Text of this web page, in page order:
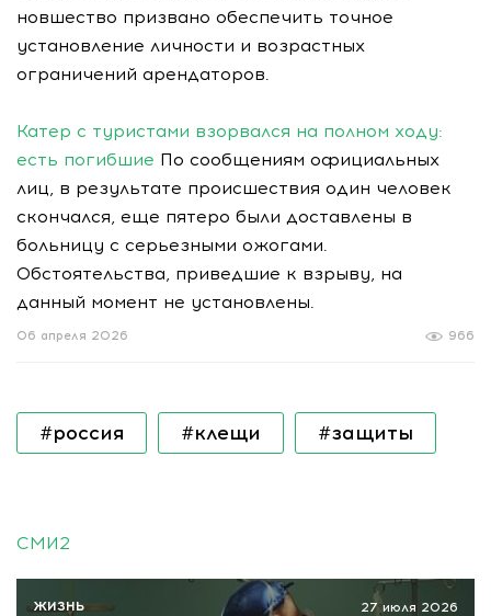
новшество призвано обеспечить точное
установление личности и возрастных
ограничений арендаторов.
Катер с туристами взорвался на полном ходу:
есть погибшие По сообщениям официальных
лиц, в результате происшествия один человек
скончался, еще пятеро были доставлены в
больницу с серьезными ожогами.
Обстоятельства, приведшие к взрыву, на
данный момент не установлены.
966
06 апреля 2026
#россия #клещи #защиты
СМИ2
27 июля 2026
ЖИЗНЬ